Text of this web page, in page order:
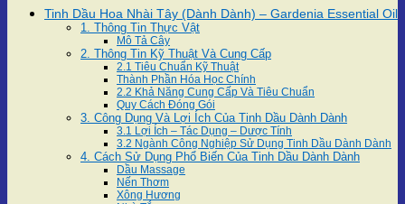
Tinh Dầu Hoa Nhài Tây (Dành Dành) – Gardenia Essential Oil
1. Thông Tin Thực Vật
Mô Tả Cây
2. Thông Tin Kỹ Thuật Và Cung Cấp
2.1 Tiêu Chuẩn Kỹ Thuật
Thành Phần Hóa Học Chính
2.2 Khả Năng Cung Cấp Và Tiêu Chuẩn
Quy Cách Đóng Gói
3. Công Dụng Và Lợi Ích Của Tinh Dầu Dành Dành
3.1 Lợi Ích – Tác Dụng – Dược Tính
3.2 Ngành Công Nghiệp Sử Dụng Tinh Dầu Dành Dành
4. Cách Sử Dụng Phổ Biến Của Tinh Dầu Dành Dành
Dầu Massage
Nến Thơm
Xông Hương